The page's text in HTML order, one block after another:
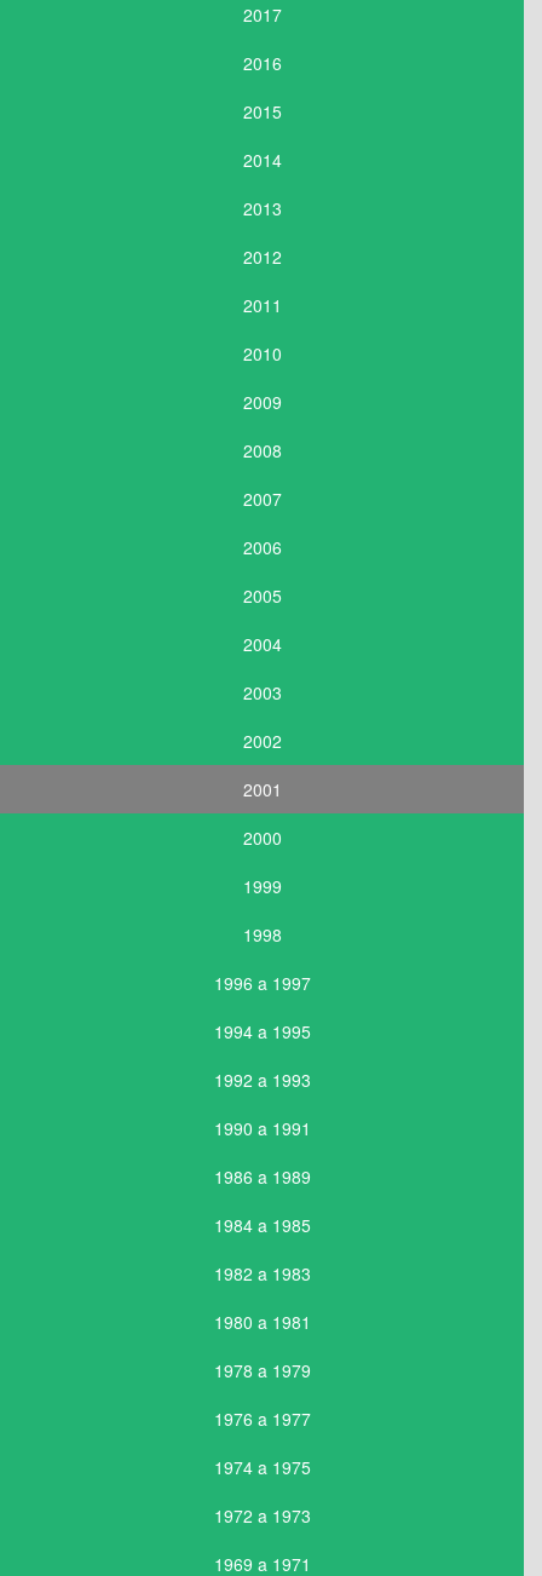
2017
2016
2015
2014
2013
2012
2011
2010
2009
2008
2007
2006
2005
2004
2003
2002
2001
2000
1999
1998
1996 a 1997
1994 a 1995
1992 a 1993
1990 a 1991
1986 a 1989
1984 a 1985
1982 a 1983
1980 a 1981
1978 a 1979
1976 a 1977
1974 a 1975
1972 a 1973
1969 a 1971